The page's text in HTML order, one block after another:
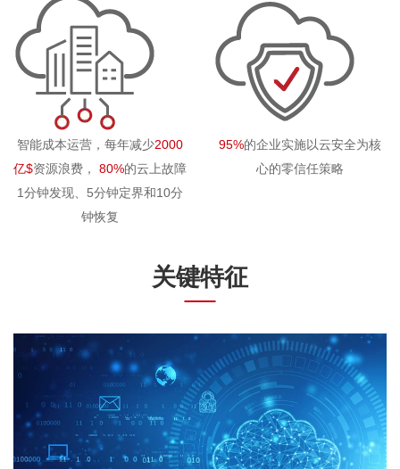
智能成本运营，每年减少2000
亿$资源浪费， 80%的云上故障
1分钟发现、5分钟定界和10分
钟恢复
95%的企业实施以云安全为核
心的零信任策略
关键特征